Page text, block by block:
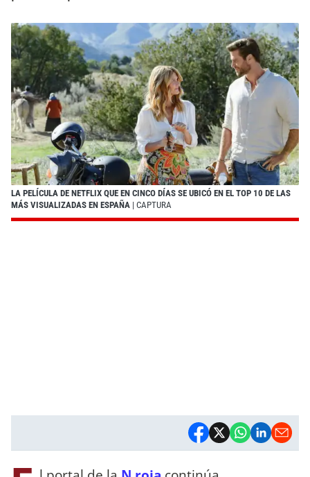
LA PELÍCULA DE NETFLIX QUE EN CINCO DÍAS SE UBICÓ EN EL TOP 10 DE LAS
MÁS VISUALIZADAS EN ESPAÑA | CAPTURA